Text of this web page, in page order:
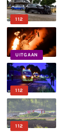
112
UITGAAN
112
112